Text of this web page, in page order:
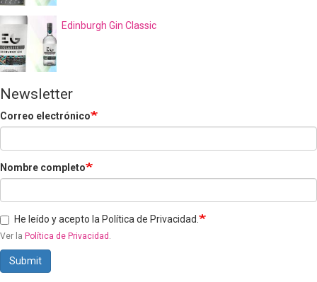
Edinburgh Gin Classic
Newsletter
Correo electrónico
Nombre completo
He leído y acepto la Política de Privacidad.
Ver la Política de Privacidad .
Submit